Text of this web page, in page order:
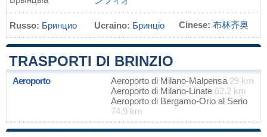
Russo: Бринцио Ucraino: Бринціо Cinese: 布林齐奥
TRASPORTI DI BRINZIO
Aeroporto Aeroporto di Milano-Malpensa 29 km
Aeroporto di Milano-Linate 62.2 km
Aeroporto di Bergamo-Orio al Serio
74.9 km